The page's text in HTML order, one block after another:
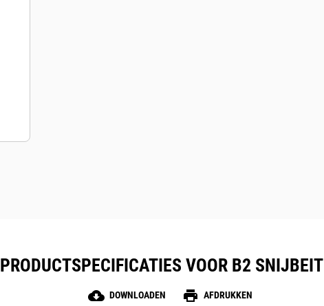
PRODUCTSPECIFICATIES VOOR B2
cloud_download DOWNLOADEN print AFDRUKKEN